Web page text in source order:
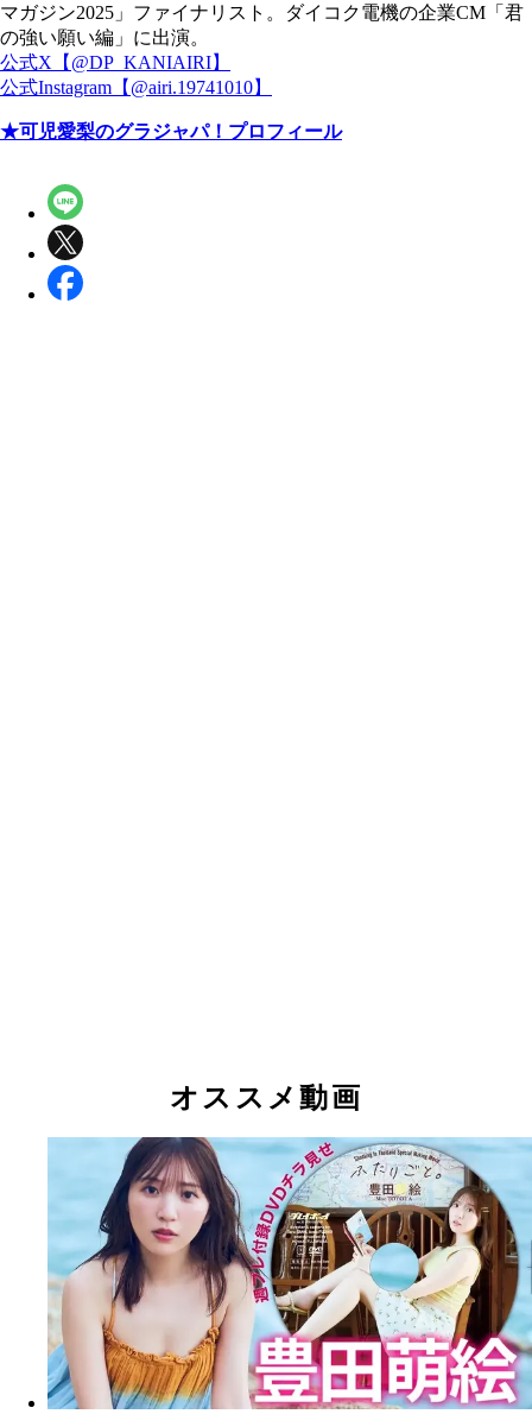
マガジン2025」ファイナリスト。ダイコク電機の企業CM「君
の強い願い編」に出演。
公式X【@DP_KANIAIRI】
公式Instagram【@airi.19741010】
★可児愛梨のグラジャパ！プロフィール
オススメ動画